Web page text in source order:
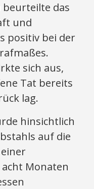
beurteilte das
und
positiv bei der
sich aus,
Tat bereits
lag.
hinsichtlich
auf die
Monaten